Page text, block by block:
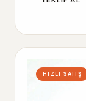
HIZLI SATIŞ